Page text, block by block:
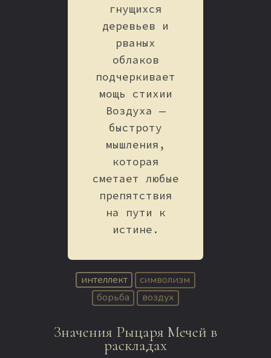
гнущихся
деревьев и
рваных
облаков
подчеркивает
мощь стихии
Воздуха —
быстроту
мышления,
которая
сметает любые
препятствия
на пути к
истине.
интеллект
символизм
борьба
воздух
Значения Рыцаря Мечей в
раскладах